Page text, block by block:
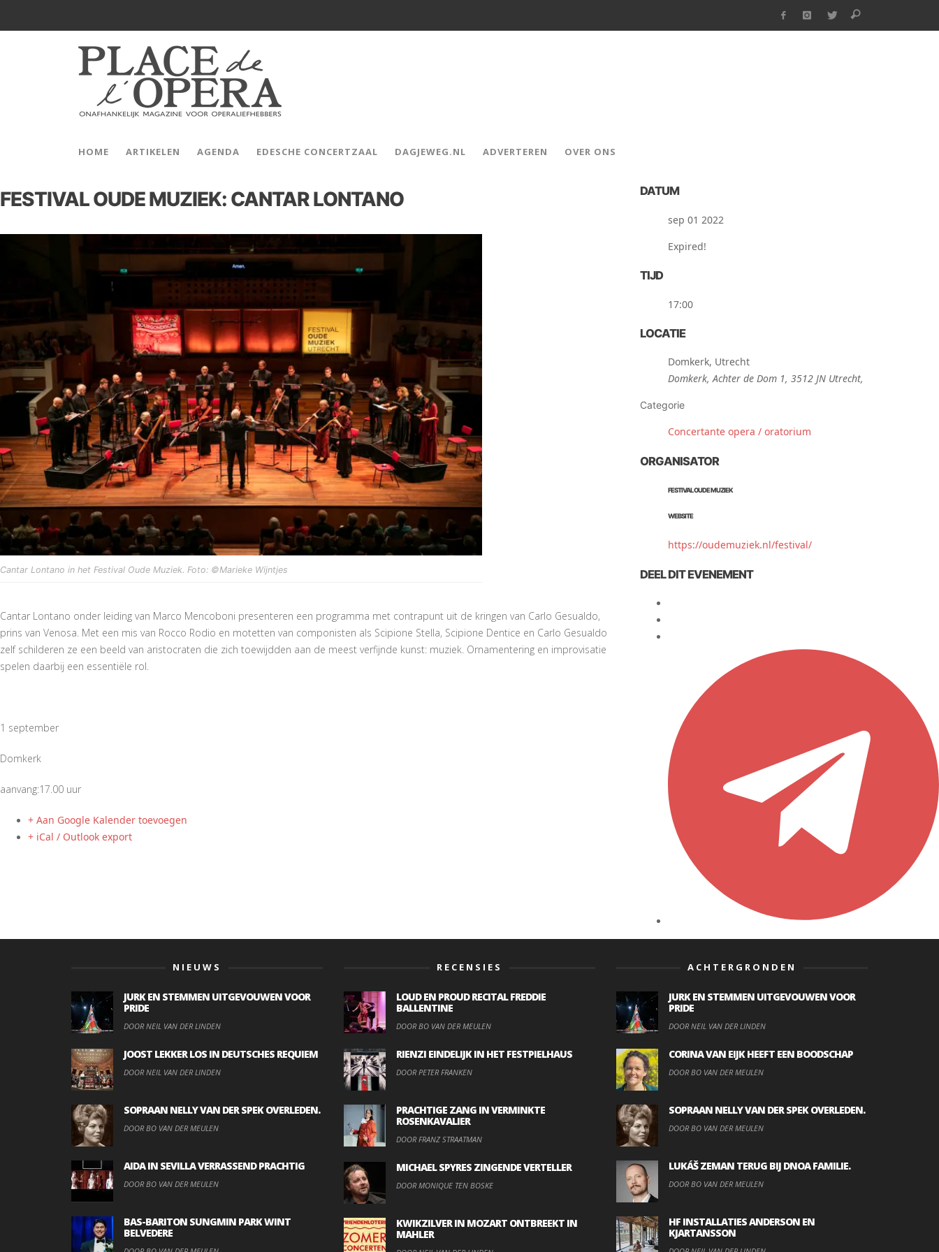
HOME ARTIKELEN AGENDA EDESCHE CONCERTZAAL DAGJEWEG.NL ADVERTEREN OVER ONS
FESTIVAL OUDE MUZIEK: CANTAR LONTANO
Cantar Lontano in het Festival Oude Muziek. Foto: ©Marieke Wijntjes
Cantar Lontano onder leiding van Marco Mencoboni presenteren een programma met contrapunt uit de kringen van Carlo Gesualdo,
prins van Venosa. Met een mis van Rocco Rodio en motetten van componisten als Scipione Stella, Scipione Dentice en Carlo Gesualdo
zelf schilderen ze een beeld van aristocraten die zich toewijdden aan de meest verfijnde kunst: muziek. Ornamentering en improvisatie
spelen daarbij een essentiële rol.
1 september
Domkerk
aanvang:17.00 uur
+ Aan Google Kalender toevoegen
+ iCal / Outlook export
DATUM
sep 01 2022
Expired!
TIJD
17:00
LOCATIE
Domkerk, Utrecht
Domkerk, Achter de Dom 1, 3512 JN Utrecht,
Categorie
Concertante opera / oratorium
ORGANISATOR
FESTIVAL OUDE MUZIEK
WEBSITE
https://oudemuziek.nl/festival/
DEEL DIT EVENEMENT
NIEUWS
JURK EN STEMMEN UITGEVOUWEN VOOR
PRIDE
DOOR NEIL VAN DER LINDEN
JOOST LEKKER LOS IN DEUTSCHES REQUIEM
DOOR NEIL VAN DER LINDEN
SOPRAAN NELLY VAN DER SPEK OVERLEDEN.
DOOR BO VAN DER MEULEN
AIDA IN SEVILLA VERRASSEND PRACHTIG
DOOR BO VAN DER MEULEN
BAS-BARITON SUNGMIN PARK WINT
BELVEDERE
RECENSIES
LOUD EN PROUD RECITAL FREDDIE
BALLENTINE
DOOR BO VAN DER MEULEN
RIENZI EINDELIJK IN HET FESTPIELHAUS
DOOR PETER FRANKEN
PRACHTIGE ZANG IN VERMINKTE
ROSENKAVALIER
DOOR FRANZ STRAATMAN
MICHAEL SPYRES ZINGENDE VERTELLER
DOOR MONIQUE TEN BOSKE
KWIKZILVER IN MOZART ONTBREEKT IN
MAHLER
ACHTERGRONDEN
JURK EN STEMMEN UITGEVOUWEN VOOR
PRIDE
DOOR NEIL VAN DER LINDEN
CORINA VAN EIJK HEEFT EEN BOODSCHAP
DOOR BO VAN DER MEULEN
SOPRAAN NELLY VAN DER SPEK OVERLEDEN.
DOOR BO VAN DER MEULEN
LUKÁŠ ZEMAN TERUG BIJ DNOA FAMILIE.
DOOR BO VAN DER MEULEN
HF INSTALLATIES ANDERSON EN
KJARTANSSON